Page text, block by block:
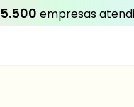
5.500 empresas